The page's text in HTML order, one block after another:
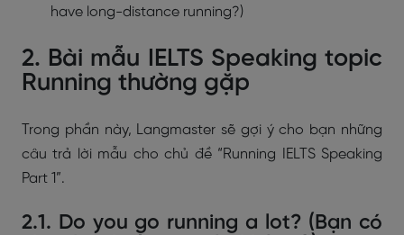
have long-distance running?)
2. Bài mẫu IELTS Speaking topic
Running thường gặp
Trong phần này, Langmaster sẽ gợi ý cho bạn những
câu trả lời mẫu cho chủ đề “Running IELTS Speaking
Part 1”.
2.1. Do you go running a lot? (Bạn có